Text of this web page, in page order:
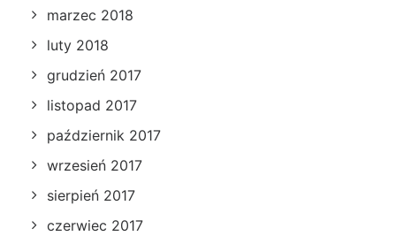
marzec 2018
luty 2018
grudzień 2017
listopad 2017
październik 2017
wrzesień 2017
sierpień 2017
czerwiec 2017